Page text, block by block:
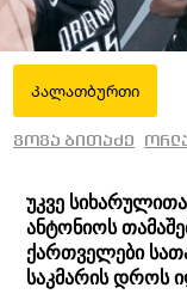
Კალათბურთი
გოგა ბითაძე
უკვე
ანტონიოს
ქართველები
საკმარის დროს